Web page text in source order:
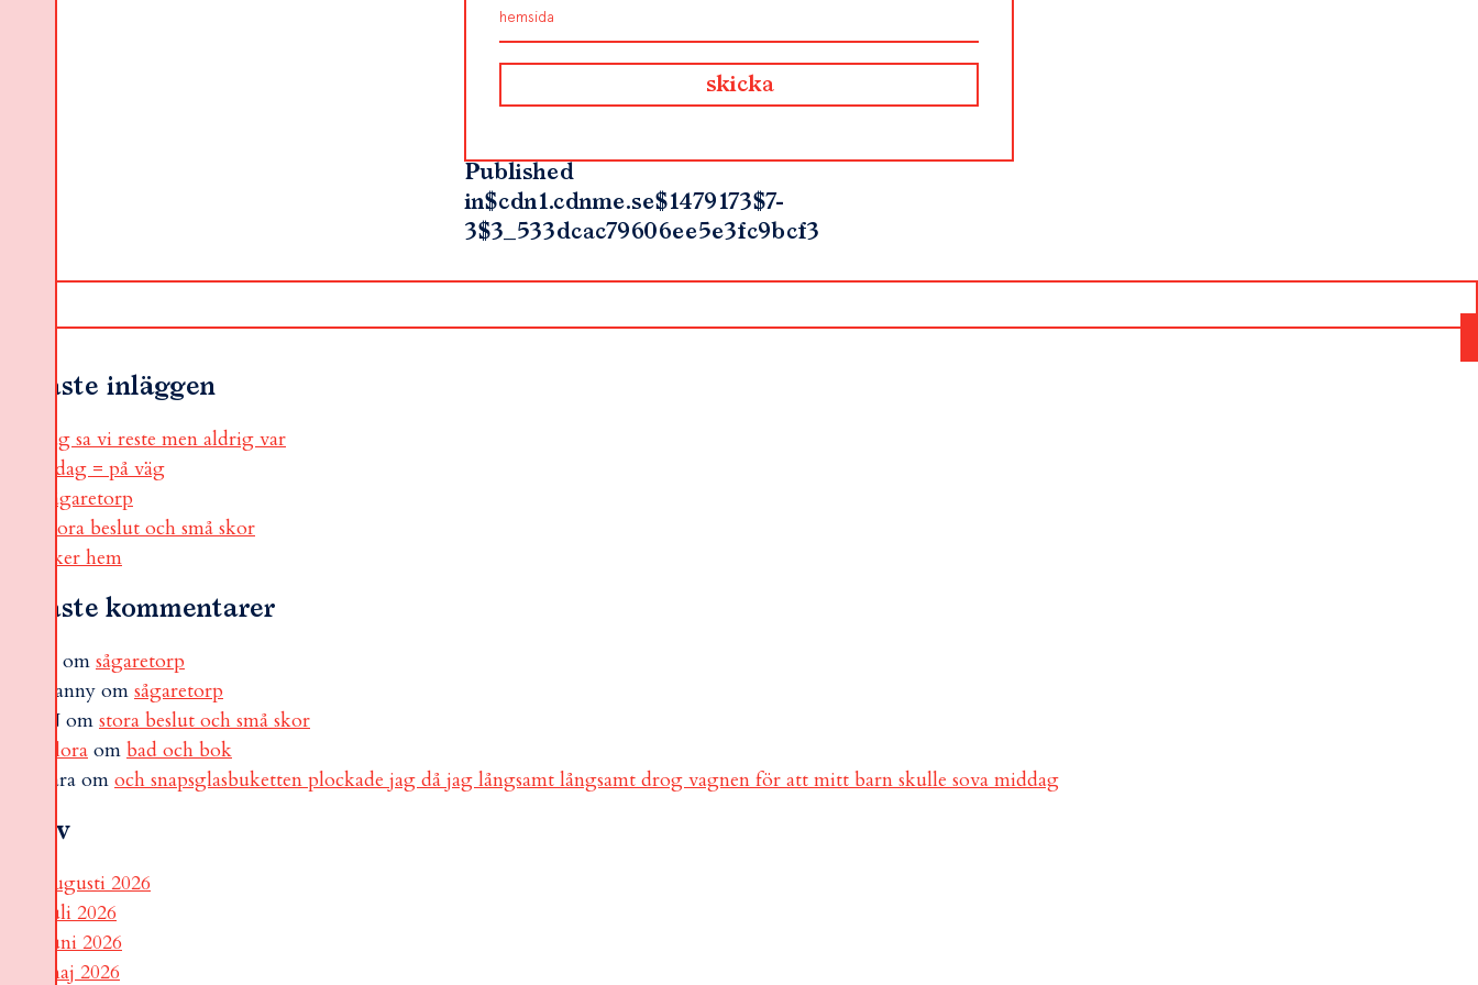
Published
in$cdn1.cdnme.se$1479173$7-
3$3_533dcac79606ee5e3fc9bcf3
Senaste inläggen
jag sa vi reste men aldrig var
i dag = på väg
sågaretorp
stora beslut och små skor
åker hem
Senaste kommentarer
om sågaretorp
Fanny om sågaretorp
N om stora beslut och små skor
Flora om bad och bok
sara om och snapsglasbuketten plockade jag då jag långsamt långsamt drog vagnen för att mitt barn skulle sova middag
Arkiv
augusti 2026
juli 2026
juni 2026
maj 2026